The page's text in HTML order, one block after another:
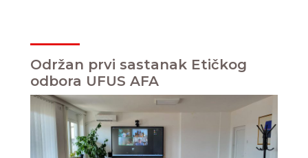
Održan prvi sastanak Etičkog
odbora UFUS AFA